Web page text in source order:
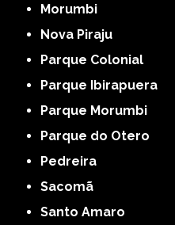
Morumbi
Nova Piraju
Parque Colonial
Parque Ibirapuera
Parque Morumbi
Parque do Otero
Pedreira
Sacomã
Santo Amaro